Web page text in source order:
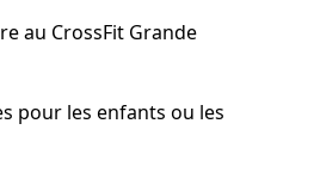
au CrossFit Grande
pour les enfants ou les